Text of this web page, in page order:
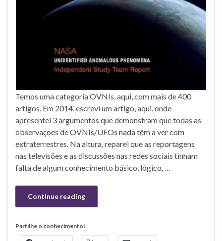
Temos uma categoria OVNIs, aqui, com mais de 400
artigos. Em 2014, escrevi um artigo, aqui, onde
apresentei 3 argumentos que demonstram que todas as
observações de OVNIs/UFOs nada têm a ver com
extraterrestres. Na altura, reparei que as reportagens
nas televisões e as discussões nas redes sociais tinham
falta de algum conhecimento básico, lógico, …
Continue reading
Partilhe o conhecimento!